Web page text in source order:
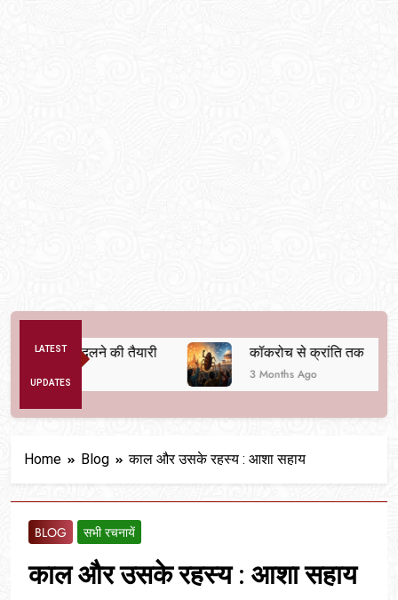
LATEST
UPDATES
बदलने की तैयारी कॉकरोच से क्रांति तक
3 Months Ago
Home Blog काल और उसके रहस्य : आशा सहाय
BLOG सभी रचनायें
काल और उसके रहस्य : आशा सहाय